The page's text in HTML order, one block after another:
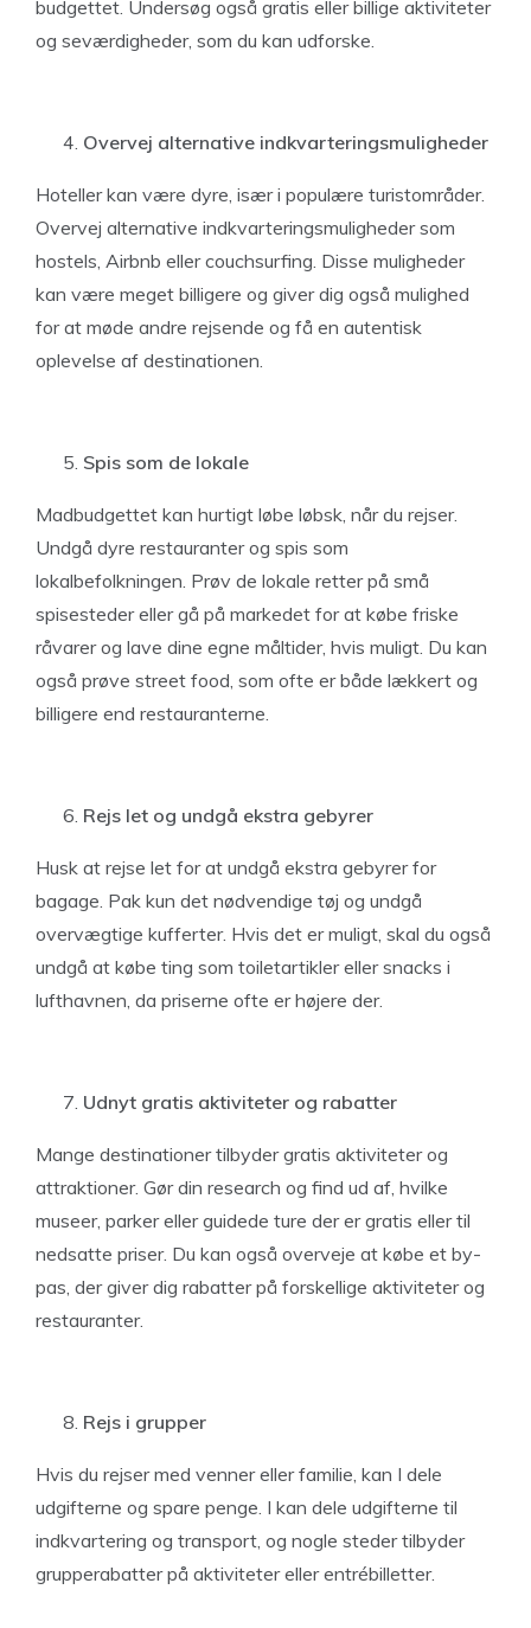
budgettet. Undersøg også gratis eller billige aktiviteter
og seværdigheder, som du kan udforske.
Overvej alternative indkvarteringsmuligheder
Hoteller kan være dyre, især i populære turistområder.
Overvej alternative indkvarteringsmuligheder som
hostels, Airbnb eller couchsurfing. Disse muligheder
kan være meget billigere og giver dig også mulighed
for at møde andre rejsende og få en autentisk
oplevelse af destinationen.
Spis som de lokale
Madbudgettet kan hurtigt løbe løbsk, når du rejser.
Undgå dyre restauranter og spis som
lokalbefolkningen. Prøv de lokale retter på små
spisesteder eller gå på markedet for at købe friske
råvarer og lave dine egne måltider, hvis muligt. Du kan
også prøve street food, som ofte er både lækkert og
billigere end restauranterne.
Rejs let og undgå ekstra gebyrer
Husk at rejse let for at undgå ekstra gebyrer for
bagage. Pak kun det nødvendige tøj og undgå
overvægtige kufferter. Hvis det er muligt, skal du også
undgå at købe ting som toiletartikler eller snacks i
lufthavnen, da priserne ofte er højere der.
Udnyt gratis aktiviteter og rabatter
Mange destinationer tilbyder gratis aktiviteter og
attraktioner. Gør din research og find ud af, hvilke
museer, parker eller guidede ture der er gratis eller til
nedsatte priser. Du kan også overveje at købe et by-
pas, der giver dig rabatter på forskellige aktiviteter og
restauranter.
Rejs i grupper
Hvis du rejser med venner eller familie, kan I dele
udgifterne og spare penge. I kan dele udgifterne til
indkvartering og transport, og nogle steder tilbyder
grupperabatter på aktiviteter eller entrébilletter.